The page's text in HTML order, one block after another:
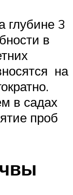
глубине 3
в
на
в садах
проб